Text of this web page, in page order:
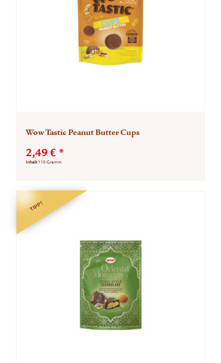
Wow Tastic Peanut Butter Cups
2,49 € *
Inhalt110 Gramm
TIPP!